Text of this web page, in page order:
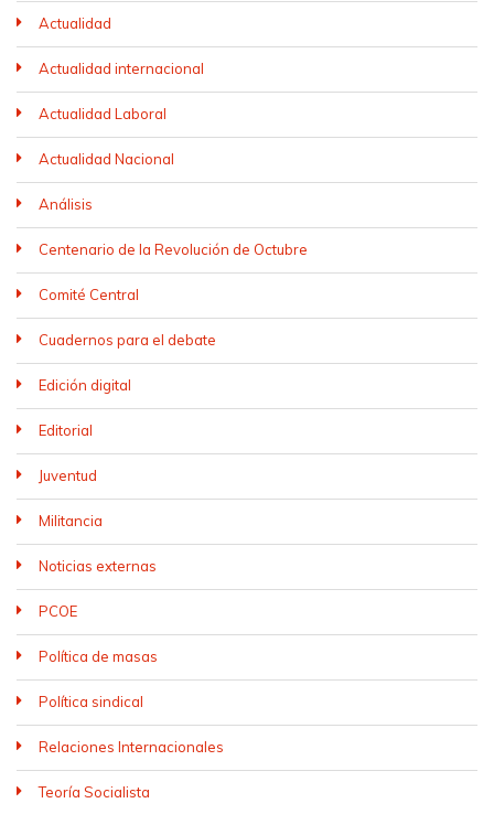
Actualidad
Actualidad internacional
Actualidad Laboral
Actualidad Nacional
Análisis
Centenario de la Revolución de Octubre
Comité Central
Cuadernos para el debate
Edición digital
Editorial
Juventud
Militancia
Noticias externas
PCOE
Política de masas
Política sindical
Relaciones Internacionales
Teoría Socialista